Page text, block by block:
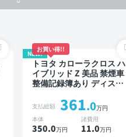
NEW!
お買い得!!
トヨタ カローラクロス ハ
イブリッド Z 美品 禁煙車
整備記録簿あり ディスプ
トあり TV ブラインドスポ
ットモニター オートクル
ーズ スマートキー ETC 電
動バックドア バックモニ
支払総額 361.0万円
本体
350.0万円
諸費用
11.0万円